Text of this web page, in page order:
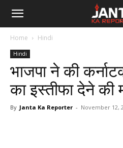
Janta
Reporter
Home Hindi
Hindi
भाजपा ने की
का इस्तीफा देने की
By Janta Ka Reporter - November 12,